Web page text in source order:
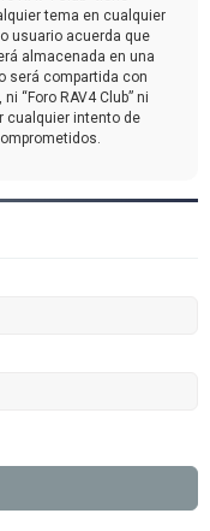
tema en cualquier
usuario acuerda que
almacenada en una
será compartida con
“Foro RAV4 Club” ni
cualquier intento de